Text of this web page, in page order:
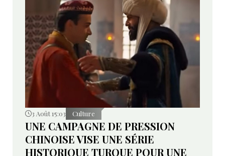
3 Août 15:03 Culture
UNE CAMPAGNE DE PRESSION
CHINOISE VISE UNE SÉRIE
HISTORIQUE TURQUE POUR UNE